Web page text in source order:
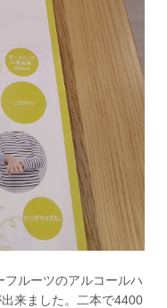
ルーツのアルコールハ
来ました。二本で4400